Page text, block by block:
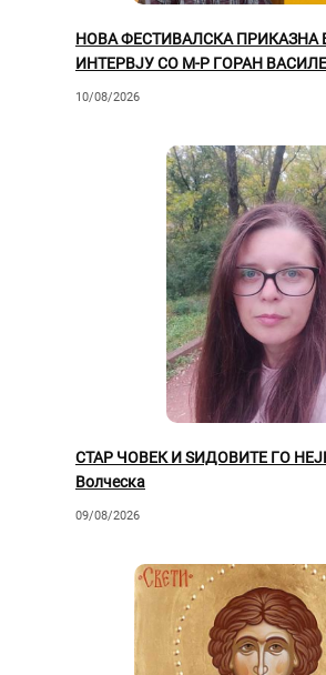
НОВА ФЕСТИВАЛСКА ПРИКАЗНА
ИНТЕРВЈУ СО М-Р ГОРАН
10/08/2026
СТАР ЧОВЕК И ЅИДОВИТЕ ГО
Волческа
09/08/2026